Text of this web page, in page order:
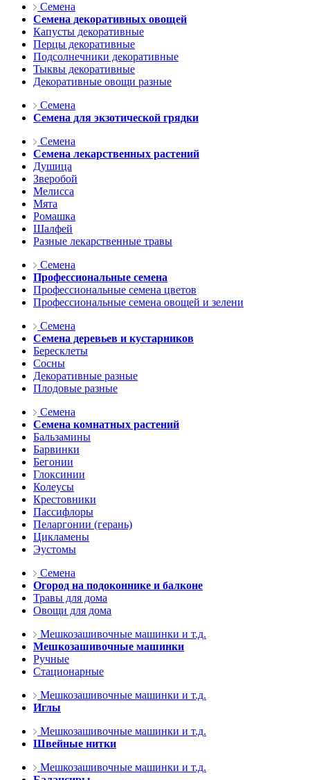
Семена
Семена декоративных овощей
Капусты декоративные
Перцы декоративные
Подсолнечники декоративные
Тыквы декоративные
Декоративные овощи разные
Семена
Семена для экзотической грядки
Семена
Семена лекарственных растений
Душица
Зверобой
Мелисса
Мята
Ромашка
Шалфей
Разные лекарственные травы
Семена
Профессиональные семена
Профессиональные семена цветов
Профессиональные семена овощей и зелени
Семена
Семена деревьев и кустарников
Бересклеты
Сосны
Декоративные разные
Плодовые разные
Семена
Семена комнатных растений
Бальзамины
Барвинки
Бегонии
Глоксинии
Колеусы
Крестовники
Пассифлоры
Пеларгонии (герань)
Цикламены
Эустомы
Семена
Огород на подоконнике и балконе
Травы для дома
Овощи для дома
Мешкозашивочные машинки и т.д.
Мешкозашивочные машинки
Ручные
Стационарные
Мешкозашивочные машинки и т.д.
Иглы
Мешкозашивочные машинки и т.д.
Швейные нитки
Мешкозашивочные машинки и т.д.